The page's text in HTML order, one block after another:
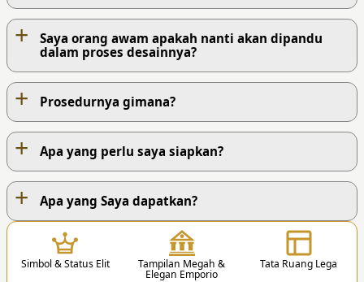
+
Saya orang awam apakah nanti akan dipandu
dalam proses desainnya?
+ Prosedurnya gimana?
PROSES KERJA KAMI
+ Apa yang perlu saya siapkan?
+ Apa yang Saya dapatkan?
Simbol & Status Elit Tampilan Megah &
Elegan Emporio
Tata Ruang Lega